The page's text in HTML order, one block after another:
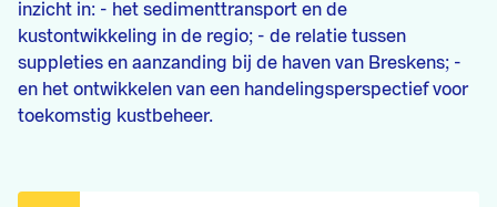
inzicht in: - het sedimenttransport en de
kustontwikkeling in de regio; - de relatie tussen
suppleties en aanzanding bij de haven van Breskens; -
en het ontwikkelen van een handelingsperspectief voor
toekomstig kustbeheer.